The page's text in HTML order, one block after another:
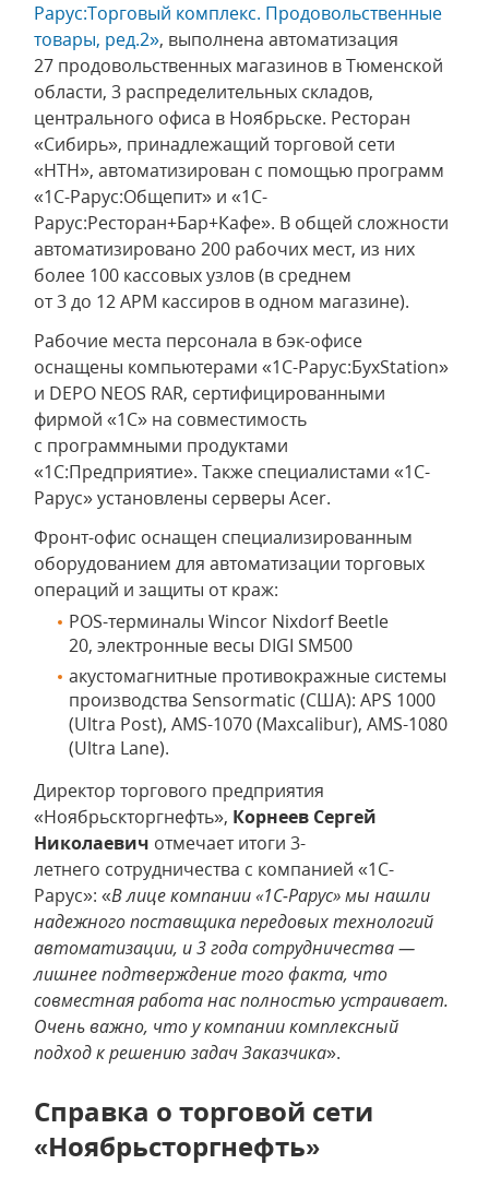
Рарус:Торговый комплекс. Продовольственные
товары, ред.2», выполнена автоматизация
27 продовольственных магазинов в Тюменской
области, 3 распределительных складов,
центрального офиса в Ноябрьске. Ресторан
«Сибирь», принадлежащий торговой сети
«НТН», автоматизирован с помощью программ
«1С-Рарус:Общепит» и «1С-
Рарус:Ресторан+Бар+Кафе». В общей сложности
автоматизировано 200 рабочих мест, из них
более 100 кассовых узлов (в среднем
от 3 до 12 АРМ кассиров в одном магазине).
Рабочие места персонала в бэк-офисе
оснащены компьютерами «1С-Рарус:БухStation»
и DEPO NEOS RAR, сертифицированными
фирмой «1С» на совместимость
с программными продуктами
«1С:Предприятие». Также специалистами «1С-
Рарус» установлены серверы Acer.
Фронт-офис оснащен специализированным
оборудованием для автоматизации торговых
операций и защиты от краж:
POS-терминалы Wincor Nixdorf Beetle
20, электронные весы DIGI SM500
акустомагнитные противокражные системы
производства Sensormatic (США): APS 1000
(Ultra Post), AMS-1070 (Maxcalibur), AMS-1080
(Ultra Lane).
Директор торгового предприятия
«Ноябрьскторгнефть», Корнеев Сергей
Николаевич отмечает итоги 3-
летнего сотрудничества с компанией «1С-
Рарус»: «В лице компании «1С-Рарус» мы нашли
надежного поставщика передовых технологий
автоматизации, и 3 года сотрудничества —
лишнее подтверждение того факта, что
совместная работа нас полностью устраивает.
Очень важно, что у компании комплексный
подход к решению задач Заказчика».
Справка о торговой сети
«Ноябрьсторгнефть»